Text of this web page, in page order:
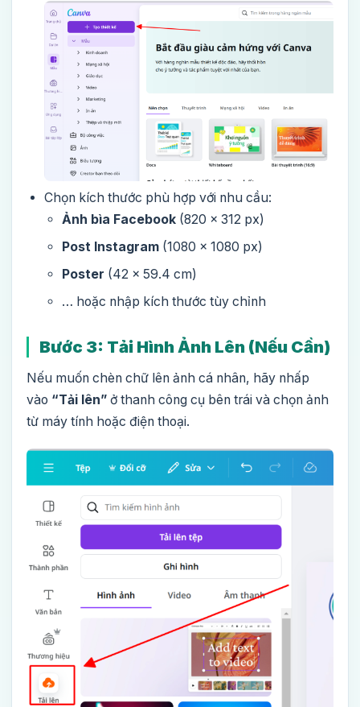
Chọn kích thước phù hợp với nhu cầu:
Ảnh bìa Facebook (820 x 312 px)
Post Instagram (1080 x 1080 px)
Poster (42 x 59.4 cm)
… hoặc nhập kích thước tùy chỉnh
Bước 3: Tải Hình Ảnh Lên (Nếu Cần)
Nếu muốn chèn chữ lên ảnh cá nhân, hãy nhấp
vào “Tải lên” ở thanh công cụ bên trái và chọn ảnh
từ máy tính hoặc điện thoại.